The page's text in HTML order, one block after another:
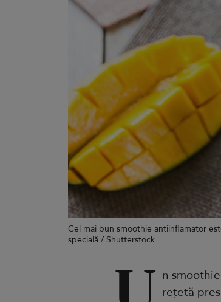
Cel mai bun smoothie antiinflamator
specială / Shutterstock
n
rețetă